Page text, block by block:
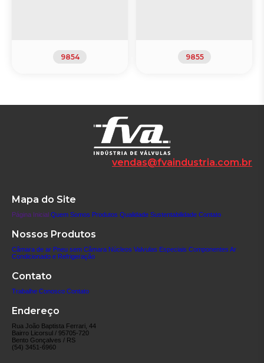
9854 9855
vendas@fvaindustria.com.br
Mapa do Site
Página Inicial Quem Somos Produtos Qualidade Sustentabilidade Contato
Nossos Produtos
Câmara de ar Pneu sem Câmara Núcleos Valvulas Especiais Componentes Ar
Condicionado e Refrigeração
Contato
Trabalhe Conosco Contato
Endereço
Rua João Baptista Ferrari, 44
Bairro Licorsul / 95705-720
Bento Gonçalves / RS
(54) 3451-6960